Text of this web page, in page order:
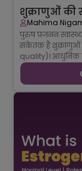
शुक्राणुओं की
Mahima
पुरुष प्रजनन
संकेतक है शुक्राणुओं
quality)। आधुनिक